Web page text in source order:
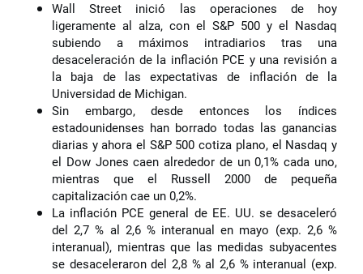
Wall Street inició las operaciones de hoy
ligeramente al alza, con el S&P 500 y el Nasdaq
subiendo a máximos intradiarios tras una
desaceleración de la inflación PCE y una revisión a
la baja de las expectativas de inflación de la
Universidad de Michigan.
Sin embargo, desde entonces los índices
estadounidenses han borrado todas las ganancias
diarias y ahora el S&P 500 cotiza plano, el Nasdaq y
el Dow Jones caen alrededor de un 0,1% cada uno,
mientras que el Russell 2000 de pequeña
capitalización cae un 0,2%.
La inflación PCE general de EE. UU. se desaceleró
del 2,7 % al 2,6 % interanual en mayo (exp. 2,6 %
interanual), mientras que las medidas subyacentes
se desaceleraron del 2,8 % al 2,6 % interanual (exp.